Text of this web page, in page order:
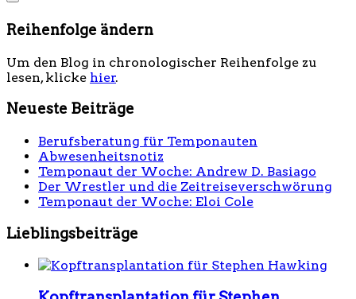
Reihenfolge ändern
Um den Blog in chronologischer Reihenfolge zu
lesen, klicke hier.
Neueste Beiträge
Berufsberatung für Temponauten
Abwesenheitsnotiz
Temponaut der Woche: Andrew D. Basiago
Der Wrestler und die Zeitreiseverschwörung
Temponaut der Woche: Eloi Cole
Lieblingsbeiträge